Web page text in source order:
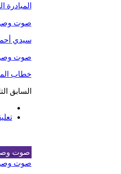
صوت
سيدي
صوت
خطاب الملك
السابق
صوت
صوت